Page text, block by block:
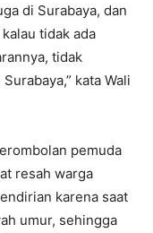
di Surabaya, dan
tidak ada
tidak
kata Wali
pemuda
resah warga
karena saat
umur, sehingga